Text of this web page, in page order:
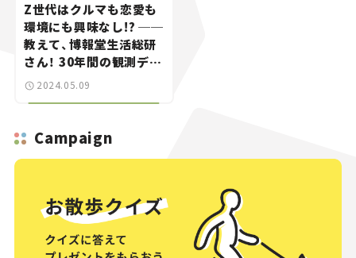
Z世代はクルマも恋愛も
環境にも興味なし!? ──
教えて、博報堂生活総研
さん！ 30年間の観測デー
タで分かった、若者のク
2024.05.09
Campaign